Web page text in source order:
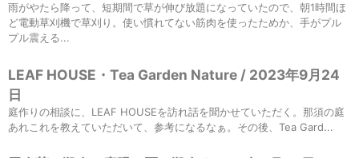
雨がやたら降って、短期間で草が伸び放題になっていたので、朝1時間ほ
ど電動草刈機で草刈り。使い慣れてない筋肉を使ったためか、手がプル
プル震える...
LEAF HOUSE・Tea Garden Nature / 2023年9月24
日
庭作りの相談に、LEAF HOUSEを訪れ話を聞かせていただく。那須の庭
あれこれを教えていただいて、参考になるなぁ。その後、Tea Gard...